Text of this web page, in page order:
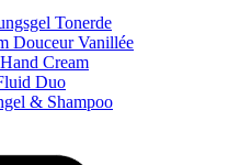
Tonerde
Douceur Vanillée
Cream
Duo
& Shampoo